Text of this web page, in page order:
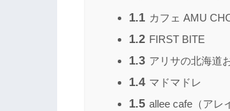
1.1 カフェ AMU
1.2 FIRST BITE
1.3 アリサの北海道
1.4 マドマドレ
1.5 allee cafe（アレ